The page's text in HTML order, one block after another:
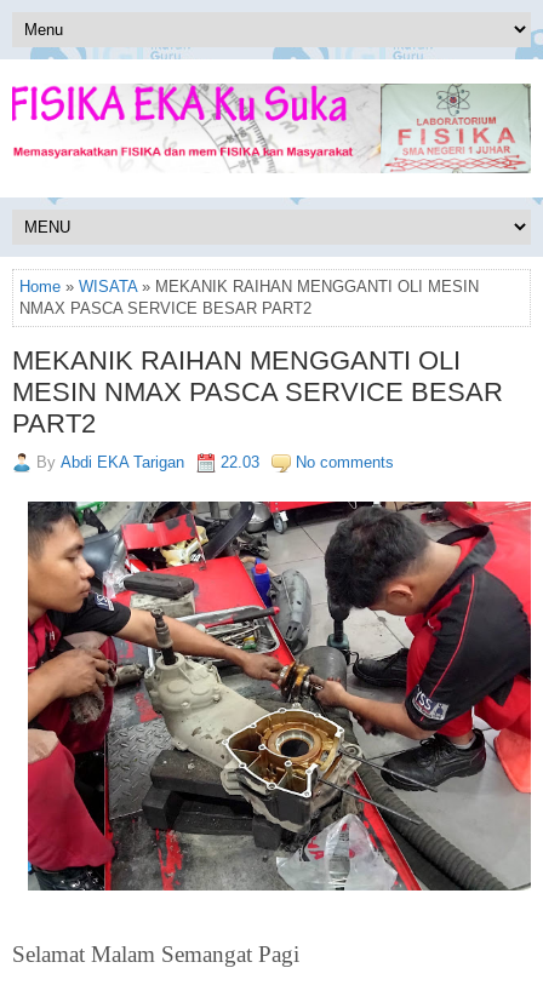
Home » WISATA» MEKANIK RAIHAN MENGGANTI OLI MESIN
NMAX PASCA SERVICE BESAR PART2
MEKANIK RAIHAN MENGGANTI OLI
MESIN NMAX PASCA SERVICE BESAR
PART2
By Abdi EKA Tarigan 22.03 No comments
Selamat Malam Semangat Pagi